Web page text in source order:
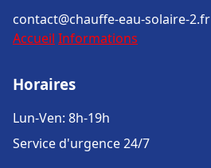
contact@chauffe-eau-solaire-2.fr
Accueil Informations
Horaires
Lun-Ven: 8h-19h
Service d'urgence 24/7